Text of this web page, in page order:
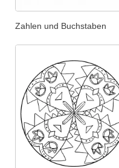
Zahlen und Buchstaben